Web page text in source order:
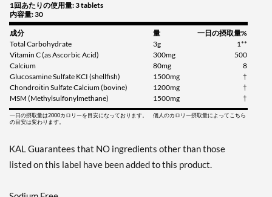
1回あたりの使用量: 3 tablets
内容量: 30
成分 量
一日の摂取量%
Total Carbohydrate
3g
1**
Vitamin C (as Ascorbic Acid)
300mg
500
Calcium
80mg
8
Glucosamine Sulfate KCI (shellfish)
1500mg
†
Chondroitin Sulfate Calcium (bovine)
1200mg
†
MSM (Methylsulfonylmethane)
1500mg †
一日の摂取量は2000カロリーを目安になっております。 個人のカロリー摂取量によってこちら
の目安は変わります。
KAL Guarantees that NO ingredients other than those
listed on this label have been added to this product.